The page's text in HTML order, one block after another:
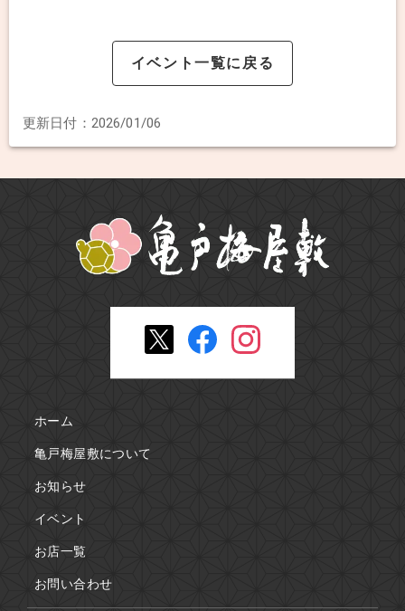
イベント一覧に戻る
更新日付： 2026/01/06
ホーム
亀戸梅屋敷について
お知らせ
イベント
お店一覧
お問い合わせ